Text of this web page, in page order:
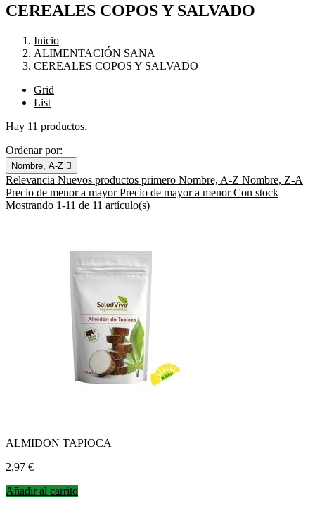
CEREALES COPOS Y SALVADO
Inicio
ALIMENTACIÓN SANA
CEREALES COPOS Y SALVADO
Grid
List
Hay 11 productos.
Ordenar por:
Nombre, A-Z 
Relevancia Nuevos productos primero Nombre, A-Z Nombre, Z-A
Precio de menor a mayorPrecio de mayor a menorCon stock
Mostrando 1-11 de 11 artículo(s)
ALMIDON TAPIOCA
Precio
2,97 €
Añadir al carrito